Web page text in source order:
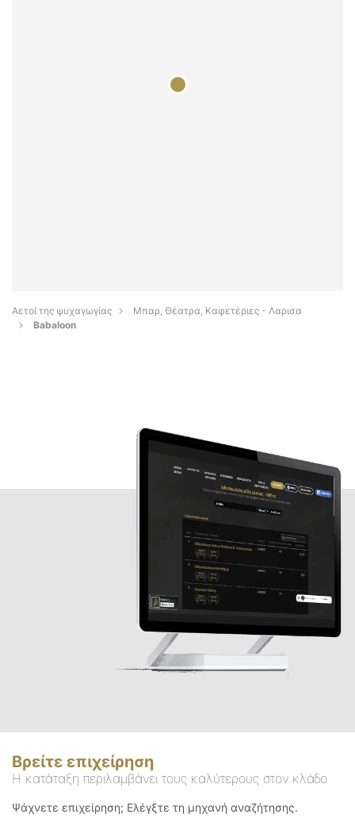
Αετοί της ψυχαγωγίας
Μπαρ, Θέατρα, Καφετέριες - Λαρισα
Babaloon
Βρείτε επιχείρηση
Η κατάταξη περιλαμβάνει τους καλύτερους στον κλάδο
Ψάχνετε επιχείρηση; Ελέγξτε τη μηχανή αναζήτησης.